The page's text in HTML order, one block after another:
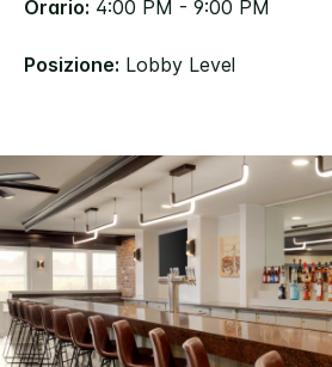
Orario: 4:00 PM - 9:00 PM
Posizione: Lobby Level